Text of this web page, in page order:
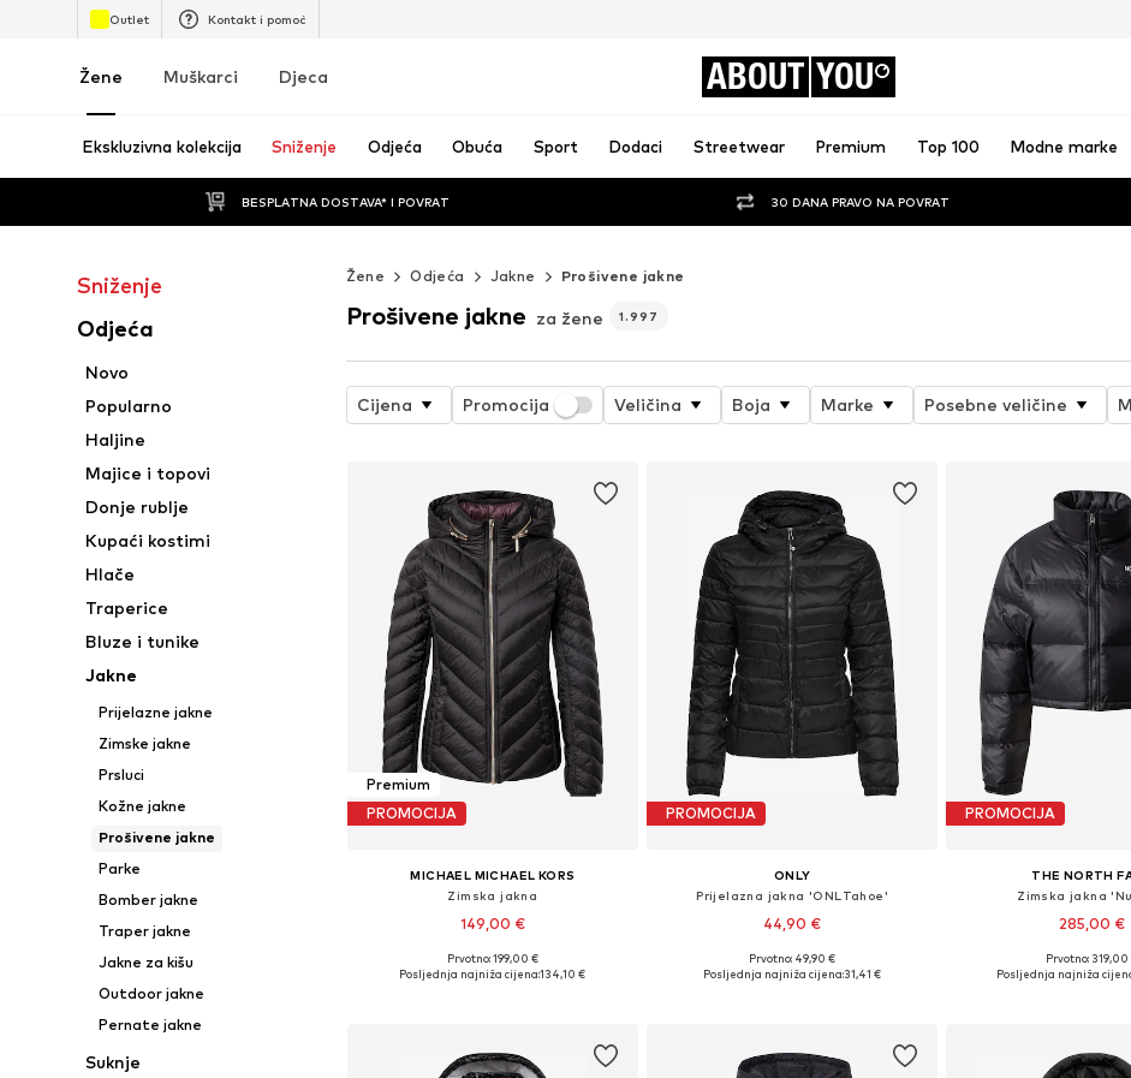
Outlet Kontakt i pomoć
Žene Muškarci Djeca ABOUT YOU
Ekskluzivna kolekcija Sniženje Odjeća Obuća Sport Dodaci Streetwear Premium Top 100 Modne marke
BESPLATNA DOSTAVA* I POVRAT 30 DANA PRAVO NA POVRAT
Sniženje
Odjeća
Novo
Popularno
Haljine
Majice i topovi
Donje rublje
Kupaći kostimi
Hlače
Traperice
Bluze i tunike
Jakne
Prijelazne jakne
Zimske jakne
Prsluci
Kožne jakne
Prošivene jakne
Parke
Bomber jakne
Traper jakne
Jakne za kišu
Outdoor jakne
Pernate jakne
Suknje
Žene Odjeća Jakne Prošivene jakne
Prošivene jakne za žene 1.997
Cijena Promocija Veličina Boja Marke Posebne veličine
Premium
PROMOCIJA
MICHAEL MICHAEL KORS
Zimska jakna
149,00 €
Dostupne veličine: XXS, XS, S, M, XL
Prvotno: 199,00 €
Posljednja najniža cijena:134,10 €
PROMOCIJA
ONLY
Prijelazna jakna 'ONLTahoe'
44,90 €
+ 2
Dostupne veličine: XS, S, M, L, XL, XXL
Prvotno: 49,90 €
Posljednja najniža cijena:31,41 €
PROMOCIJA
THE NORTH
Zimska jakna
285,00 €
Dostupne veličine: XS,
Prvotno: 319,00
Posljednja najniža